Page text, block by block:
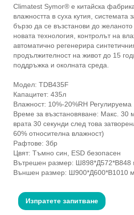
Climatest Symor® е китайска
влажността в суха кутия, системата
бързо да се възстанови до
новата технология, контролът на
автоматично регенерира
продължителност на живот до 15
поддръжка и околната среда.
Модел: TDB435F
Капацитет: 435л
Влажност: 10%-20%RH Регулируема
Време за възстановяване: Макс. 30
врата 30 секунди след това
60% относителна влажност)
Рафтове: 3бр
Цвят: Тъмно син, ESD безопасен
Вътрешен размер: Ш898*Д572*В848
Външен размер: Ш900*Д600*В1010
Изпратете запитване